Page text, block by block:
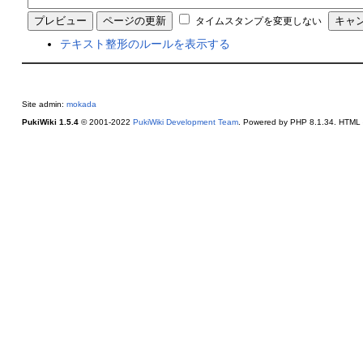
タイムスタンプを変更しない
テキスト整形のルールを表示する
Site admin: mokada
PukiWiki 1.5.4© 2001-2022 PukiWiki Development Team. Powered by PHP 8.1.34. HTML